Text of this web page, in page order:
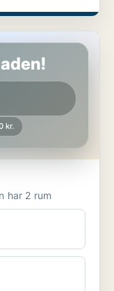
kr.
Bostaden har 2 rum